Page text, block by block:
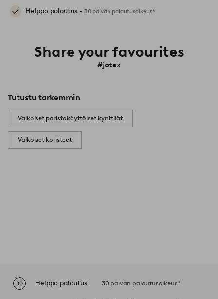
Helppo palautus - 30 päivän palautusoikeus*
Share your favourites
#jotex
Tutustu tarkemmin
Valkoiset paristokäyttöiset kynttilät
Valkoiset koristeet
Helppo palautus 30 päivän palautusoikeus*